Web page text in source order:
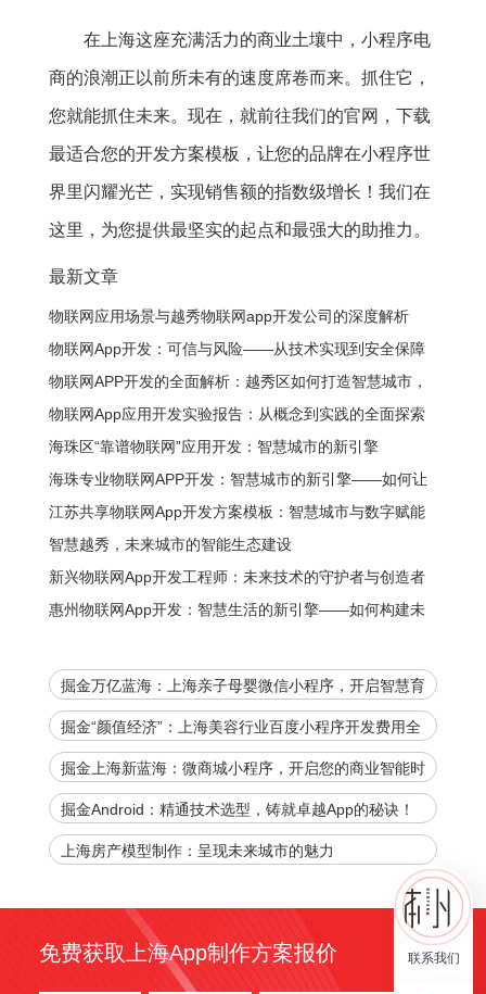
联系我们
在上海这座充满活力的商业土壤中，小程序电
商的浪潮正以前所未有的速度席卷而来。抓住它，
您就能抓住未来。现在，就前往我们的官网，下载
最适合您的开发方案模板，让您的品牌在小程序世
界里闪耀光芒，实现销售额的指数级增长！我们在
这里，为您提供最坚实的起点和最强大的助推力。
最新文章
物联网应用场景与越秀物联网app开发公司的深度解析
物联网App开发：可信与风险——从技术实现到安全保障
物联网APP开发的全面解析：越秀区如何打造智慧城市，
你的企业需要什么？
物联网App应用开发实验报告：从概念到实践的全面探索
海珠区“靠谱物联网”应用开发：智慧城市的新引擎
海珠专业物联网APP开发：智慧城市的新引擎——如何让
城市更智能、更便捷？
江苏共享物联网App开发方案模板：智慧城市与数字赋能
的全新生态
智慧越秀，未来城市的智能生态建设
新兴物联网App开发工程师：未来技术的守护者与创造者
惠州物联网App开发：智慧生活的新引擎——如何构建未
掘金万亿蓝海：上海亲子母婴微信小程序，开启智慧育
儿新时代！
掘金“颜值经济”：上海美容行业百度小程序开发费用全
解析，助您抢占数字先机！
掘金上海新蓝海：微商城小程序，开启您的商业智能时
代
掘金Android：精通技术选型，铸就卓越App的秘诀！
上海房产模型制作：呈现未来城市的魅力
免费获取上海App制作方案报价